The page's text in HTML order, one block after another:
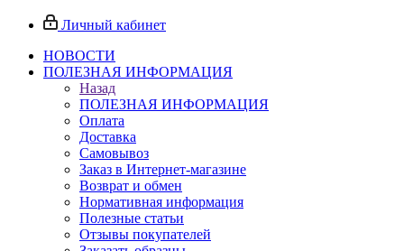
Личный кабинет
НОВОСТИ
ПОЛЕЗНАЯ ИНФОРМАЦИЯ
Назад
ПОЛЕЗНАЯ ИНФОРМАЦИЯ
Оплата
Доставка
Самовывоз
Заказ в Интернет-магазине
Возврат и обмен
Нормативная информация
Полезные статьи
Отзывы покупателей